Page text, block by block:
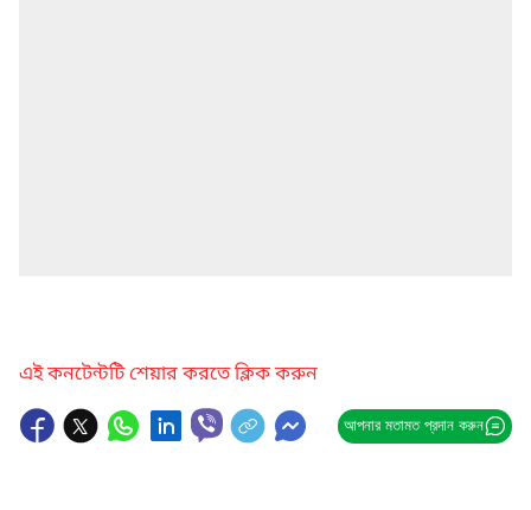
এই কনটেন্টটি শেয়ার করতে ক্লিক করুন
আপনার মতামত প্রদান করুন